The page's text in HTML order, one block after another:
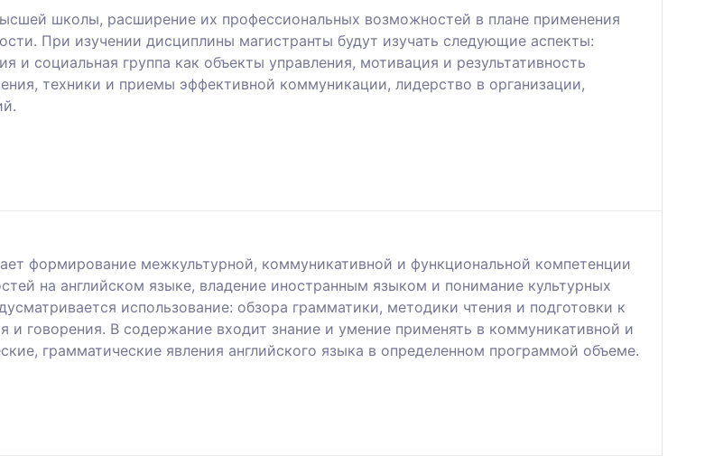
школы, расширение их профессиональных возможностей в плане применения
При изучении дисциплины магистранты будут изучать следующие аспекты:
и социальная группа как объекты управления, мотивация и результативность
техники и приемы эффективной коммуникации, лидерство в организации,
формирование межкультурной, коммуникативной и функциональной компетенции
на английском языке, владение иностранным языком и понимание культурных
использование: обзора грамматики, методики чтения и подготовки к
и говорения. В содержание входит знание и умение применять в коммуникативной и
грамматические явления английского языка в определенном программой объеме.